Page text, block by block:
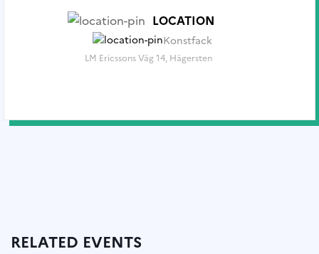
LOCATION
Konstfack
LM Ericssons Väg 14, Hägersten
RELATED EVENTS